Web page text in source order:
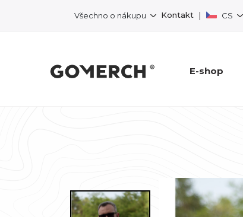
Všechno o nákupu Kontakt | CS
E-shop